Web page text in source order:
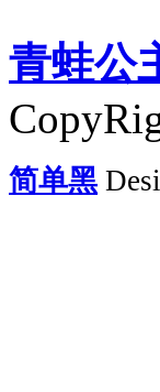
青蛙公
简单黑